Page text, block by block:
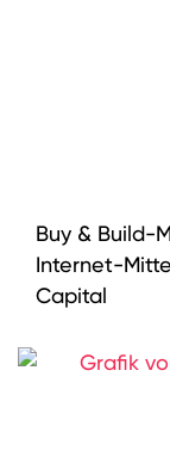
Buy & Build-
Internet-
Capital